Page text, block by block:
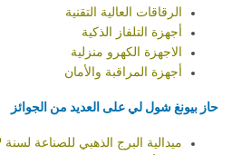
الرقاقات العالية التقنية
أجهزة التلفاز الذكية
الاجهزة الكهرو منزلية
أجهزة المراقبة والأمان
حاز بيونغ شول لي على العديد من الجوائز
ميدالية البرج الذهبي للصناعة لسنة 1969